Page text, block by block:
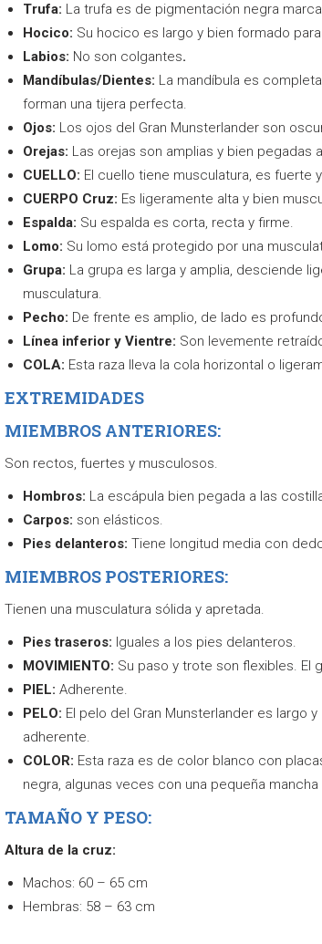
Trufa: La trufa es de pigmentación negra
Hocico: Su hocico es largo y bien formado
Labios: No son colgantes.
Mandíbulas/Dientes: La mandíbula es
forman una tijera perfecta.
Ojos: Los ojos del Gran Munsterlander son
Orejas: Las orejas son amplias y bien pegadas
CUELLO: El cuello tiene musculatura, es fuerte
CUERPO Cruz: Es ligeramente alta y bien
Espalda: Su espalda es corta, recta y firme.
Lomo: Su lomo está protegido por una
Grupa: La grupa es larga y amplia, desciende
musculatura.
Pecho: De frente es amplio, de lado es
Línea inferior y Vientre: Son levemente
COLA: Esta raza lleva la cola horizontal o
EXTREMIDADES
MIEMBROS ANTERIORES:
Son rectos, fuertes y musculosos.
Hombros: La escápula bien pegada a las
Carpos: son elásticos.
Pies delanteros: Tiene longitud media con
MIEMBROS POSTERIORES:
Tienen una musculatura sólida y apretada.
Pies traseros: Iguales a los pies delanteros.
MOVIMIENTO: Su paso y trote son flexibles. El
PIEL: Adherente.
PELO: El pelo del Gran Munsterlander es
adherente.
COLOR: Esta raza es de color blanco con
negra, algunas veces con una pequeña mancha
TAMAÑO Y PESO:
Altura de la cruz:
Machos: 60 – 65 cm
Hembras: 58 – 63 cm